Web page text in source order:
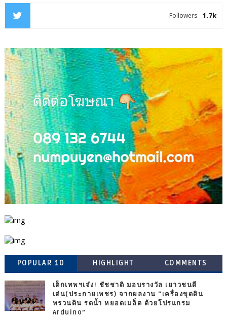
1.7k
Followers
POPULAR 10 HIGHLIGHT COMMENTS
เด็กเทพฯเจ๋ง! ชัชชาติ มอบรางวัล เยาวชนดี
เด่น(ประกายเพชร) จากผลงาน “เครื่องขุดดิน
พรวนดิน รดน้ำ หยอดเมล็ด ด้วยโปรแกรม
Arduino”